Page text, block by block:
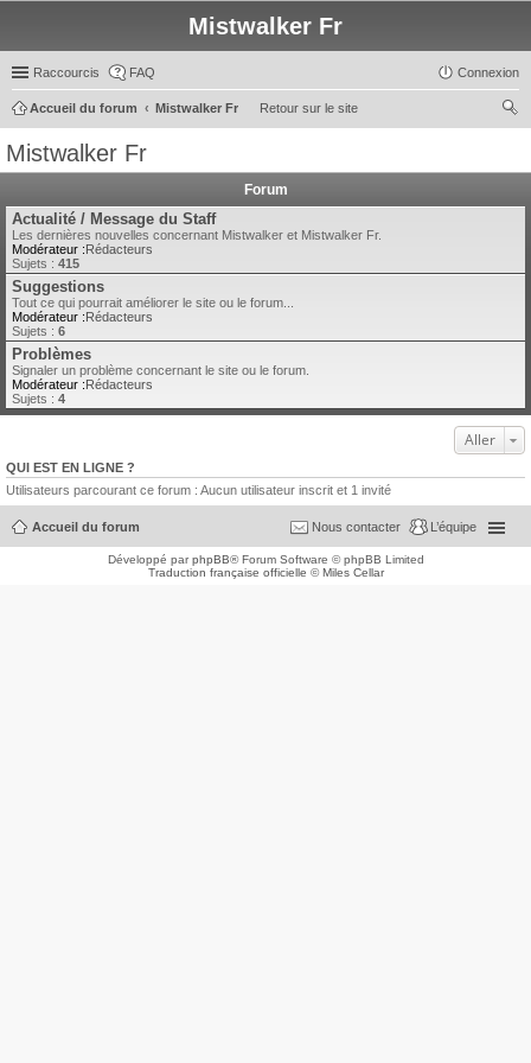
Mistwalker Fr
Raccourcis FAQ Connexion
Retour sur le site
Accueil du forum
Mistwalker Fr
Mistwalker Fr
Forum
Actualité / Message du Staff
Les dernières nouvelles concernant Mistwalker et Mistwalker Fr.
Modérateur :Rédacteurs
Sujets : 415
Suggestions
Tout ce qui pourrait améliorer le site ou le forum...
Modérateur :Rédacteurs
Sujets : 6
Problèmes
Signaler un problème concernant le site ou le forum.
Modérateur :Rédacteurs
Sujets : 4
Aller
QUI EST EN LIGNE ?
Utilisateurs parcourant ce forum : Aucun utilisateur inscrit et 1 invité
Accueil du forum L’équipe
Nous contacter
Développé parphpBB® Forum Software © phpBB Limited
Traduction française officielle ©Miles Cellar